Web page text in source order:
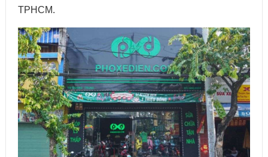
TPHCM.